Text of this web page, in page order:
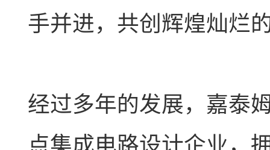
手并进，共创辉煌灿烂
经过多年的发展，嘉泰
点集成电路设计企业，